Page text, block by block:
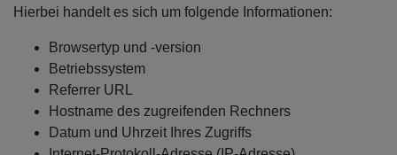
Hierbei handelt es sich um folgende Informationen:
Browsertyp und -version
Betriebssystem
Referrer URL
Hostname des zugreifenden Rechners
Datum und Uhrzeit Ihres Zugriffs